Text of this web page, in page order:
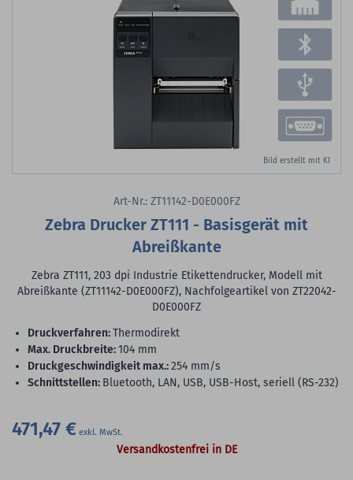
Bild erstellt mit KI
Art-Nr.: ZT11142-D0E000FZ
Zebra Drucker ZT111 - Basisgerät mit
Abreißkante
Zebra ZT111, 203 dpi Industrie Etikettendrucker, Modell mit
Abreißkante (ZT11142-D0E000FZ), Nachfolgeartikel von ZT22042-
D0E000FZ
Druckverfahren:Thermodirekt
max. Druckbreite:104 mm
Druckgeschwindigkeit max.:254 mm/s
Schnittstellen: Bluetooth, LAN, USB, USB-Host, seriell (RS-232)
471,47 €
Versandkostenfrei in DE